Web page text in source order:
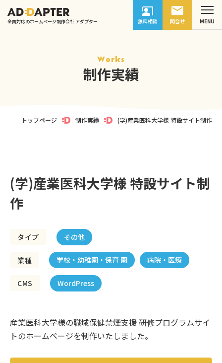
全国対応のホームページ制作会社 アダプター 無料相談 問合せ
Works
制作実績
トップページ 制作実績 (学)産業医科大学様 特設サイト制作
(学)産業医科大学様 特設サイト制
作
タイプ その他
業種 学校・幼稚園・保育 園 病院・医療
CMS WordPress
産業医科大学様の職域保健禁煙支援 研修プログラムサイ
トのホームページを制作いたしました。